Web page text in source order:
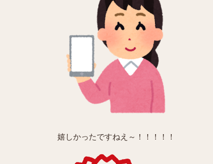
嬉しかったですねえ～！！！！！